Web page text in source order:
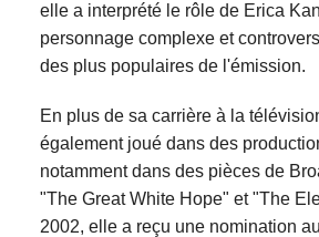
elle a interprété le rôle de Erica
personnage complexe et
des plus populaires de l'émission.
En plus de sa carrière à la
également joué dans des
notamment dans des pièces de
"The Great White Hope" et "The
2002, elle a reçu une nomination